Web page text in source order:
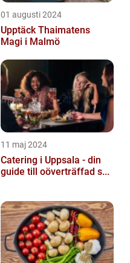
01 augusti 2024
Upptäck Thaimatens
Magi i Malmö
11 maj 2024
Catering i Uppsala - din
guide till oöverträffad s...